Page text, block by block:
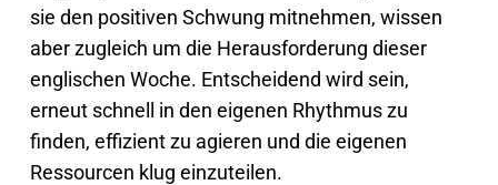
sie den positiven Schwung mitnehmen, wissen
aber zugleich um die Herausforderung dieser
englischen Woche. Entscheidend wird sein,
erneut schnell in den eigenen Rhythmus zu
finden, effizient zu agieren und die eigenen
Ressourcen klug einzuteilen.